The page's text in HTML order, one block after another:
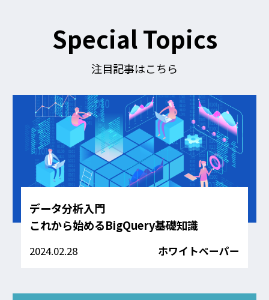
す
る
Special Topics
注目記事はこちら
データ分析入門
これから始めるBigQuery基礎知識
2024.02.28 ホワイトペーパー